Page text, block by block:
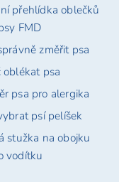
přehlídka oblečků
FMD
změřit psa
oblékat psa
psa pro alergika
psí pelíšek
stužka na obojku
vodítku